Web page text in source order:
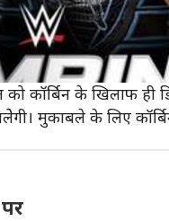
डिफेंड करेंगे
हराकर यूनिवर्सल
बैरन कॉर्बिन के खिलाफ
को कॉर्बिन के खिलाफ ही
मुकाबले के लिए